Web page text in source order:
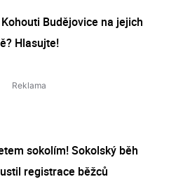
Budějovice na jejich
Hlasujte!
sokolím! Sokolský běh
registrace běžců